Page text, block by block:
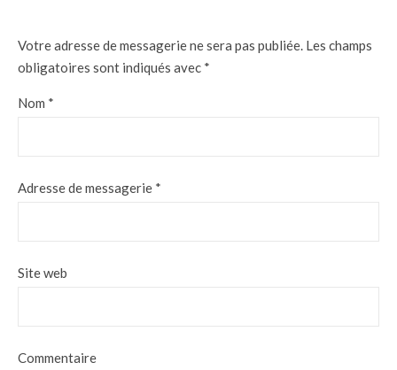
Votre adresse de messagerie ne sera pas publiée. Les champs
obligatoires sont indiqués avec *
Nom *
Adresse de messagerie *
Site web
Commentaire